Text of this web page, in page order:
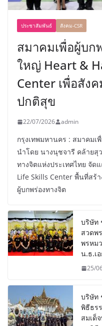
ประชาสัมพันธ์ สังคม-CSR
สมาคมเพื่อผู้บก
ใหญ่ Heart &
Center เพื่อสัง
ปกติสุข
22/07/2026 admin
กรุงเทพมหานคร : สมาคมเ
นำโดย นางนุชจารี คล้ายสุ
ทางจิตแห่งประเทศไทย จัด
Life Skills Center พื้นที่สร้
ผู้บกพร่องทางจิต
บริษัท
สวดพ
พรหม
น.ธ.เ
25/
บริษัท
พิธีธร
สมเด็